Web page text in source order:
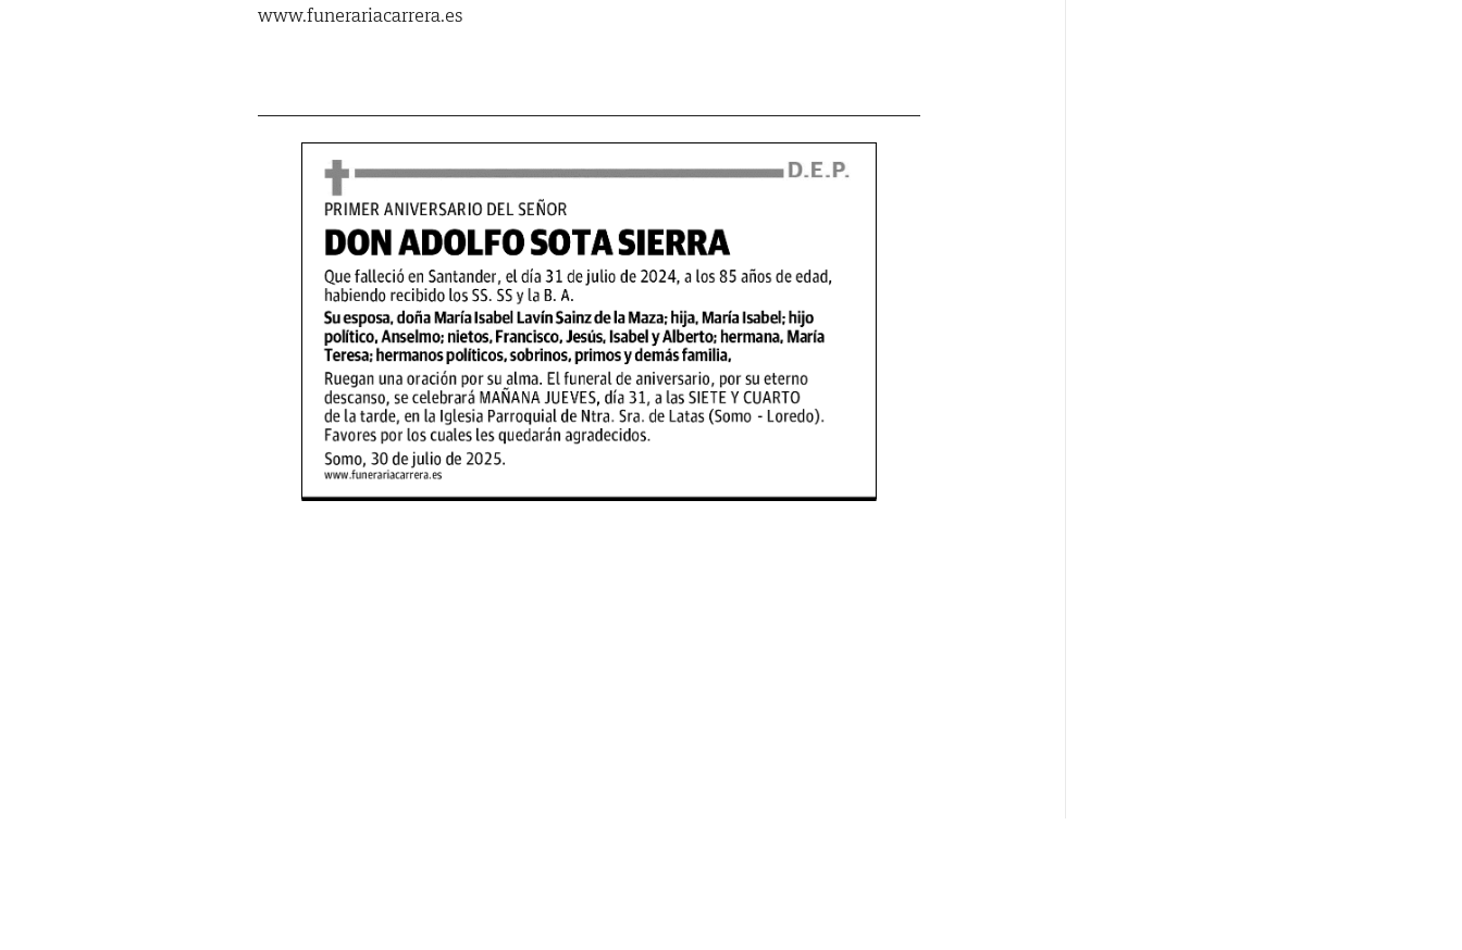
www.funerariacarrera.es